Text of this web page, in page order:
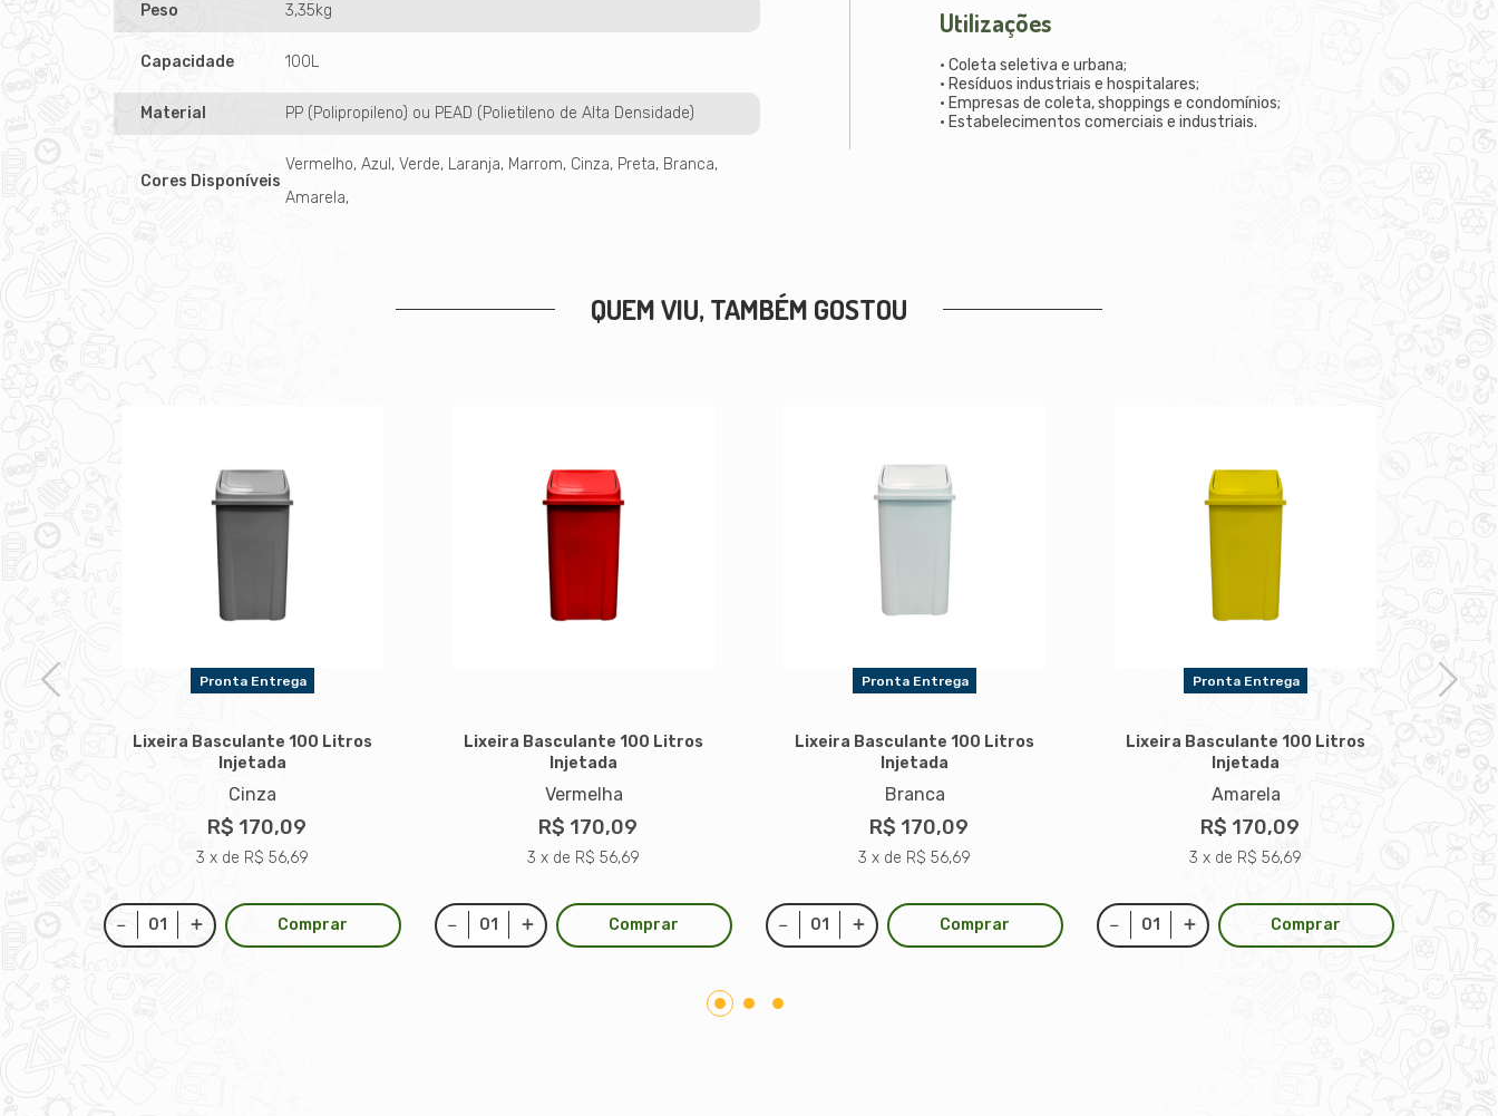
Peso 3,35kg
Capacidade 100L
Material PP (Polipropileno) ou PEAD (Polietileno de Alta Densidade)
Cores Disponíveis
Vermelho, Azul, Verde, Laranja, Marrom, Cinza, Preta, Branca,
Amarela,
Utilizações
• Coleta seletiva e urbana;
• Resíduos industriais e hospitalares;
• Empresas de coleta, shoppings e condomínios;
• Estabelecimentos comerciais e industriais.
QUEM VIU, TAMBÉM GOSTOU
Pronta Entrega
Lixeira Basculante 100 Litros
Injetada
Cinza
R$ 170,09
3 x de R$ 56,69
Comprar
Lixeira Basculante 100 Litros
Injetada
Vermelha
R$ 170,09
3 x de R$ 56,69
Comprar
Pronta Entrega
Lixeira Basculante 100 Litros
Injetada
Branca
R$ 170,09
3 x de R$ 56,69
Comprar
Pronta Entrega
Lixeira Basculante 100 Litros
Injetada
Amarela
R$ 170,09
3 x de R$ 56,69
Comprar